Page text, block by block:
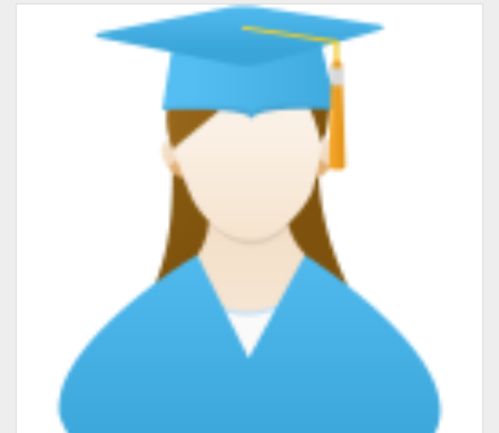
from
Complex
Data